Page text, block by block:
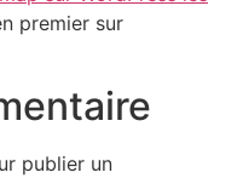
premier sur
publier un